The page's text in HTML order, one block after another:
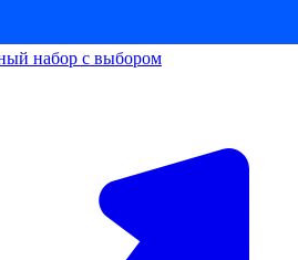
набор с выбором